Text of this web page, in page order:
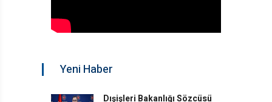
Yeni Haber
Dışişleri Bakanlığı Sözcüsü